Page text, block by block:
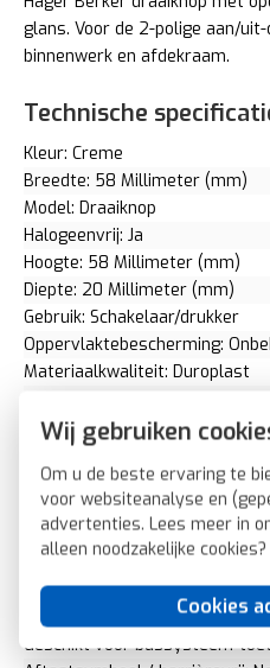
Wij gebruiken
Om u de beste ervaring te
voor websiteanalyse en
advertenties. Lees meer in
alleen noodzakelijke cookies?
Cookies
glans. Voor de 2-polige aan/
binnenwerk en afdekraam.
Technische
Kleur: Creme
Breedte: 58 Millimeter (mm)
Model: Draaiknop
Halogeenvrij: Ja
Hoogte: 58 Millimeter (mm)
Diepte: 20 Millimeter (mm)
Gebruik: Schakelaar/drukker
Oppervlaktebescherming:
Materiaalkwaliteit: Duroplast
Bevestigingswijze: Klem-/
Opdruk/indicatie: Symbolen "1"
Controlevenster/verlicht: Nee
RAL-nummer (vergelijkbaar):
Met indicatieveld: Nee
Met verwisselbare lens/
Uitvoering oppervlakte:
Geschikt voor
Geschikt voor bussysteem-